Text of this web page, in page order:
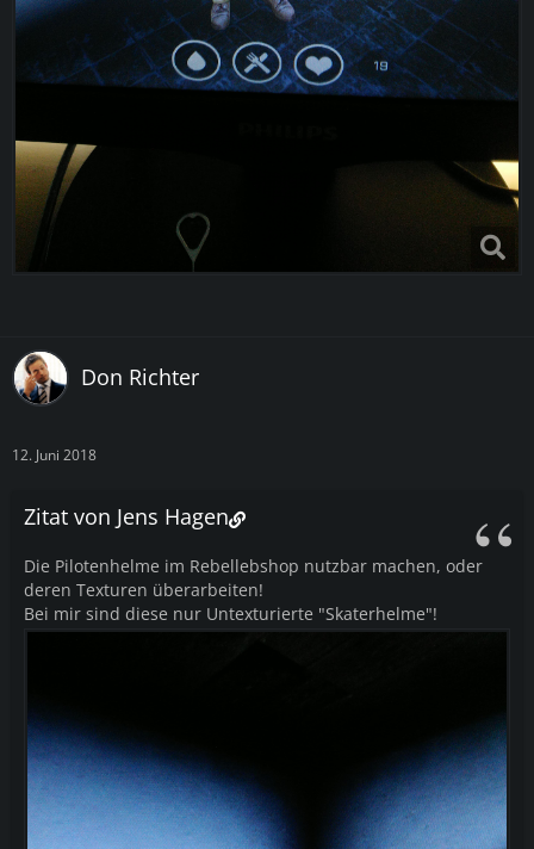
Don Richter
12. Juni 2018
Zitat von Jens Hagen
Die Pilotenhelme im Rebellebshop nutzbar machen, oder
deren Texturen überarbeiten!
Bei mir sind diese nur Untexturierte "Skaterhelme"!